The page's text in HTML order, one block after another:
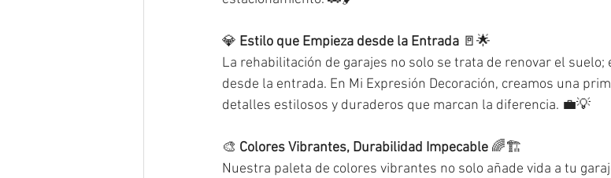
💎 Estilo que Empieza desde la Entrada 🚪🌟
La rehabilitación de garajes no solo se trata de renovar el
desde la entrada. En Mi Expresión Decoración, creamos una
detalles estilosos y duraderos que marcan la diferencia. 💼💡
🎨 Colores Vibrantes, Durabilidad Impecable 🌈🏗️
Nuestra paleta de colores vibrantes no solo añade vida a tu